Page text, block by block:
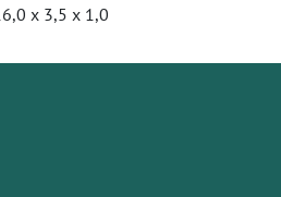
x 3,5 x 1,0